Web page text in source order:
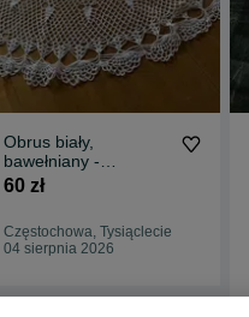
Obrus biały,
bawełniany -
Rękodzieło śr. 100 cm
60 zł
Częstochowa, Tysiąclecie
04 sierpnia 2026